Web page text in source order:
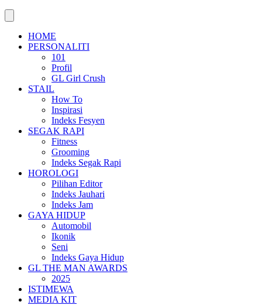
HOME
PERSONALITI
101
Profil
GL Girl Crush
STAIL
How To
Inspirasi
Indeks Fesyen
SEGAK RAPI
Fitness
Grooming
Indeks Segak Rapi
HOROLOGI
Pilihan Editor
Indeks Jauhari
Indeks Jam
GAYA HIDUP
Automobil
Ikonik
Seni
Indeks Gaya Hidup
GL THE MAN AWARDS
2025
ISTIMEWA
MEDIA KIT